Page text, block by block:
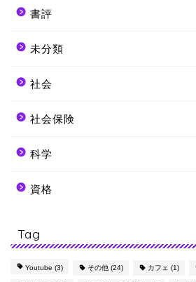
書評
未分類
社会
社会保険
科学
資格
Tag
Youtube (3) その他 (24) カフェ (1)